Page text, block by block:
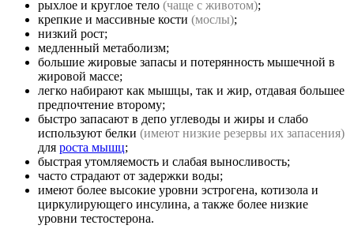
рыхлое и круглое тело (чаще с животом);
крепкие и массивные кости (мослы);
низкий рост;
медленный метаболизм;
большие жировые запасы и потерянность мышечной в
жировой массе;
легко набирают как мышцы, так и жир, отдавая большее
предпочтение второму;
быстро запасают в депо углеводы и жиры и слабо
используют белки (имеют низкие резервы их запасения)
для роста мышц;
быстрая утомляемость и слабая выносливость;
часто страдают от задержки воды;
имеют более высокие уровни эстрогена, котизола и
циркулирующего инсулина, а также более низкие
уровни тестостерона.